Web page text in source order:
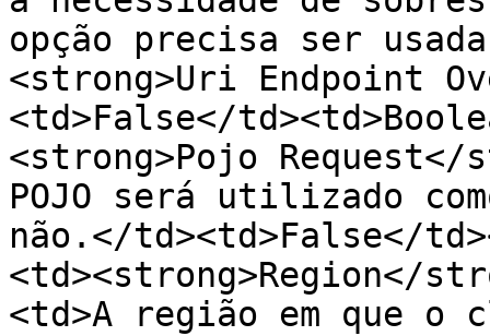
opção precisa ser usada
<strong>Uri Endpoint
<td>False</
<strong>Pojo Request</
POJO será utilizado
não.</td><td>False</
<td><strong>Region</
<td>A região em que o